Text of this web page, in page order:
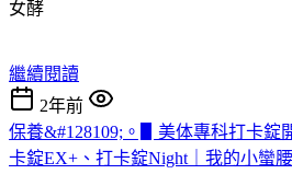
繼續閱讀
2年前
保養&#128109;。▋美体專科打卡錠
卡錠EX+、打卡錠Night｜我的小蠻